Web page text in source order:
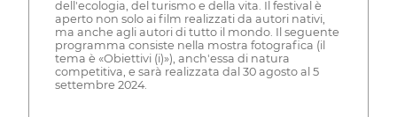
dell'ecologia, del turismo e della vita. Il festival è
aperto non solo ai film realizzati da autori nativi,
ma anche agli autori di tutto il mondo. Il seguente
programma consiste nella mostra fotografica (il
tema è «Obiettivi (i)»), anch'essa di natura
competitiva, e sarà realizzata dal 30 agosto al 5
settembre 2024.